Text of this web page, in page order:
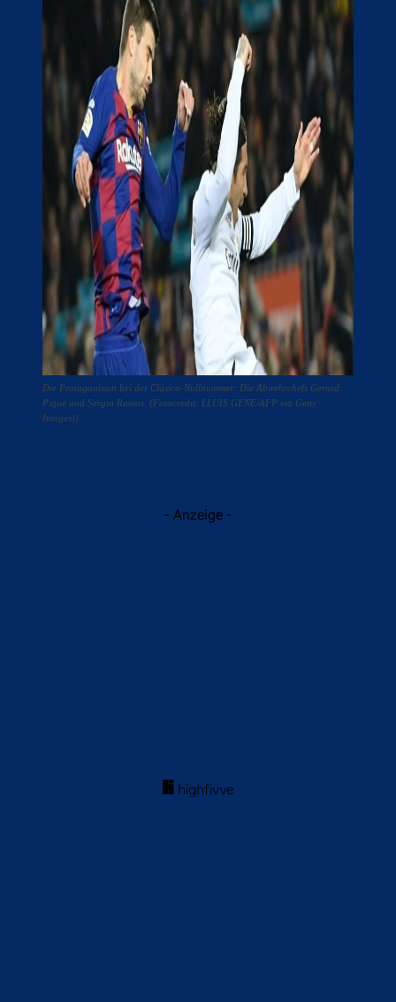
Die Protagonisten bei der Clásico-Nullnummer: Die Abwehrchefs Gerard
Piqué und Sergio Ramos. (Fotocredit: LLUIS GENE/AFP via Getty
Images))
- Anzeige -